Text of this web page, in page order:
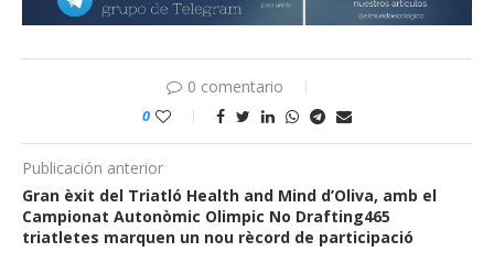
0 comentario
0
Publicación anterior
Gran èxit del Triatló Health and Mind d’Oliva, amb el
Campionat Autonòmic Olimpic No Drafting465
triatletes marquen un nou rècord de participació